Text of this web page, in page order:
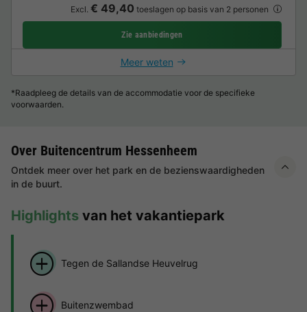
Excl. € 49,40 toeslagen op basis van 2 personen
Zie aanbiedingen
Meer weten
*Raadpleeg de details van de accommodatie voor de specifieke
voorwaarden.
Over Buitencentrum Hessenheem
Ontdek meer over het park en de bezienswaardigheden
in de buurt.
Highlights van het vakantiepark
Tegen de Sallandse Heuvelrug
Buitenzwembad